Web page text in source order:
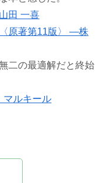
田 一喜
原著第11版〉 ―株
二の最適解だと終始
マルキール